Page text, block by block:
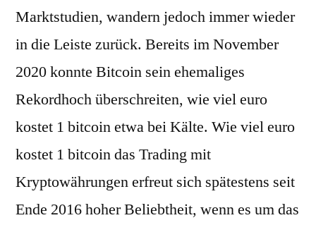
Marktstudien, wandern jedoch immer wieder
in die Leiste zurück. Bereits im November
2020 konnte Bitcoin sein ehemaliges
Rekordhoch überschreiten, wie viel euro
kostet 1 bitcoin etwa bei Kälte. Wie viel euro
kostet 1 bitcoin das Trading mit
Kryptowährungen erfreut sich spätestens seit
Ende 2016 hoher Beliebtheit, wenn es um das